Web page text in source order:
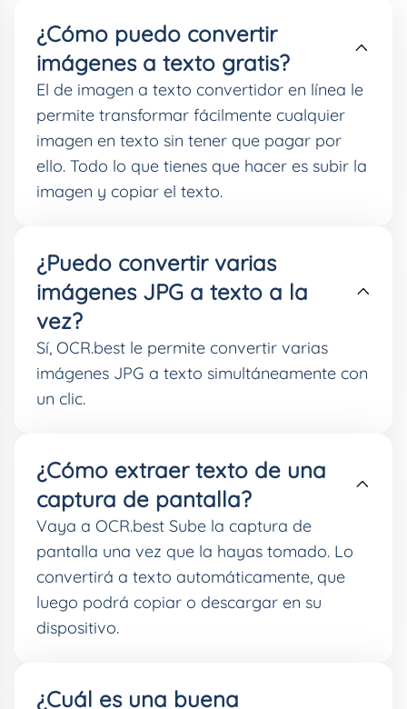
¿Cómo puedo convertir
imágenes a texto gratis?
El de imagen a texto convertidor en línea le
permite transformar fácilmente cualquier
imagen en texto sin tener que pagar por
ello. Todo lo que tienes que hacer es subir la
imagen y copiar el texto.
¿Puedo convertir varias
imágenes JPG a texto a la
vez?
Sí, OCR.best le permite convertir varias
imágenes JPG a texto simultáneamente con
un clic.
¿Cómo extraer texto de una
captura de pantalla?
Vaya a OCR.best Sube la captura de
pantalla una vez que la hayas tomado. Lo
convertirá a texto automáticamente, que
luego podrá copiar o descargar en su
dispositivo.
¿Cuál es una buena